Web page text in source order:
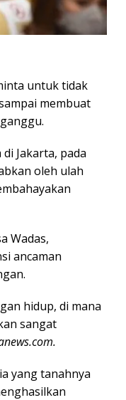
untuk tidak
membuat
Jakarta, pada
oleh ulah
Wadas,
ancaman
hidup, di mana
sangat
yang tanahnya